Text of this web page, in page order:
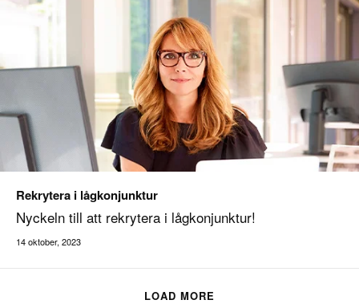
Rekrytera i lågkonjunktur
Nyckeln till att rekrytera i lågkonjunktur!
14 oktober, 2023
LOAD MORE